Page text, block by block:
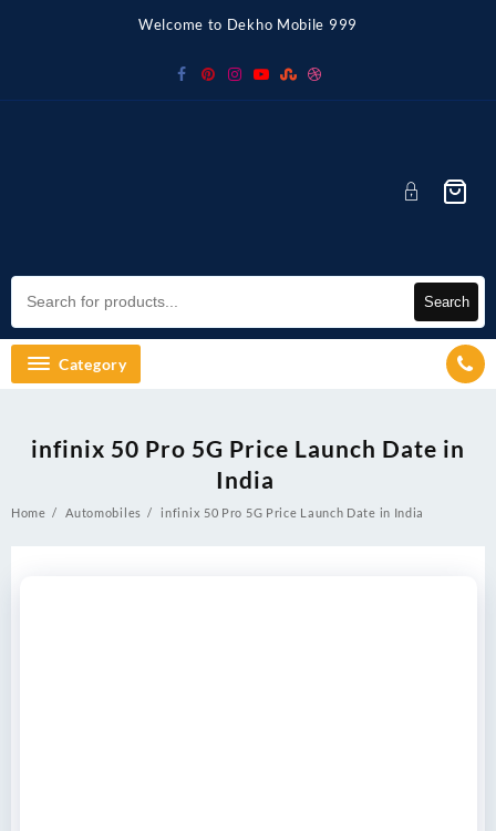
Welcome to Dekho Mobile 999
Search
Category
infinix 50 Pro 5G Price Launch Date in
India
Home Automobiles infinix 50 Pro 5G Price Launch Date in India